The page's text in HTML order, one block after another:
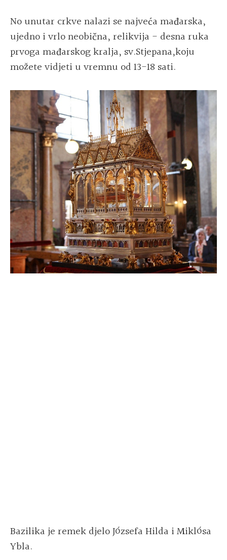
No unutar crkve nalazi se najveća mađarska,
ujedno i vrlo neobična, relikvija - desna ruka
prvoga mađarskog kralja, sv.Stjepana,koju
možete vidjeti u vremnu od 13-18 sati.
Bazilika je remek djelo Józsefa Hilda i Miklósa
Ybla.